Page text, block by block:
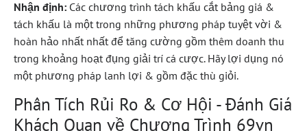
Nhận định: Các chương trình tách khấu cắt bảng giá &
tách khấu là một trong những phương pháp tuyệt vời &
hoàn hảo nhất nhất để tăng cường gồm thêm doanh thu
trong khoảng hoạt đụng giải trí cá cược. Hãy lợi dụng nó
một phương pháp lanh lợi & gồm đặc thù giỏi.
Phân Tích Rủi Ro & Cơ Hội - Đánh Giá
Khách Quan về Chương Trình 69vn